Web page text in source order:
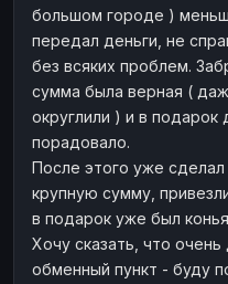
большом городе )
передал деньги, не
без всяких проблем.
сумма была верная (
округлили ) и в подарок
порадовало.
После этого уже
крупную сумму,
в подарок уже был
Хочу сказать, что
обменный пункт - буду